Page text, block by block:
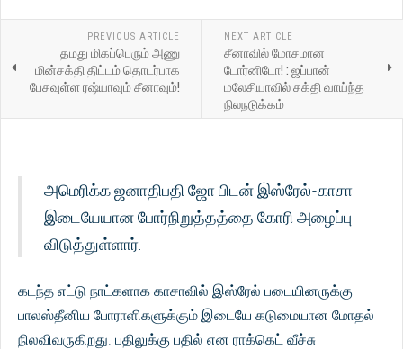
PREVIOUS ARTICLE
தமது மிகப்பெரும் அணு
மின்சக்தி திட்டம் தொடர்பாக
பேசவுள்ள ரஷ்யாவும் சீனாவும்!
NEXT ARTICLE
சீனாவில் மோசமான
டோர்னிடோ! : ஜப்பான்
மலேசியாவில் சக்தி வாய்ந்த
நிலநடுக்கம்
அமெரிக்க ஜனாதிபதி ஜோ பிடன் இஸ்ரேல்-காசா
இடையேயான போர்நிறுத்தத்தை கோரி அழைப்பு
விடுத்துள்ளார்.
கடந்த எட்டு நாட்களாக காசாவில் இஸ்ரேல் படையினருக்கு
பாலஸ்தீனிய போராளிகளுக்கும் இடையே கடுமையான மோதல்
நிலவிவருகிறது. பதிலுக்கு பதில் என ராக்கெட் வீச்சு